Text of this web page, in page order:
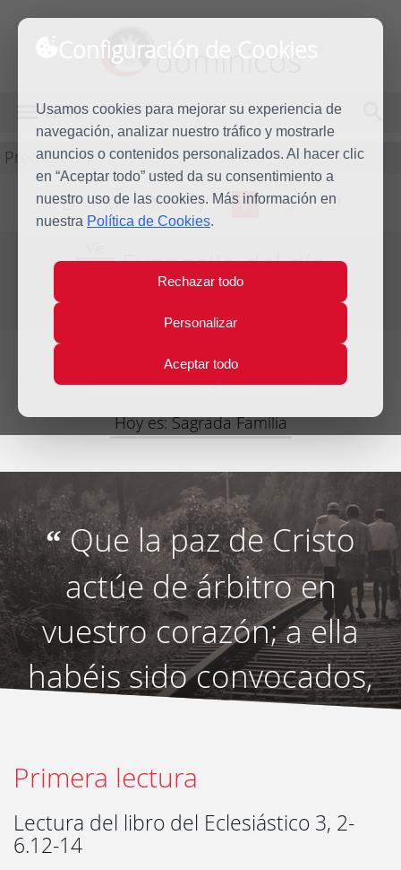
Configuración de Cookies
Usamos cookies para mejorar su experiencia de
navegación, analizar nuestro tráfico y mostrarle
anuncios o contenidos personalizados. Al hacer clic
en “Aceptar todo” usted da su consentimiento a
nuestro uso de las cookies. Más información en
nuestra Política de Cookies.
Rechazar todo
Personalizar
Aceptar todo
dominicos
MENÚ
Predicación
L M X J V S D
30 Evangelio del día
Lecturas del día y comentario
Hoy es: Sagrada Familia
“Que la paz de Cristo
actúe de árbitro en
vuestro corazón; a ella
habéis sido convocados,
Primera lectura
Lectura del libro del Eclesiástico 3, 2-
6.12-14